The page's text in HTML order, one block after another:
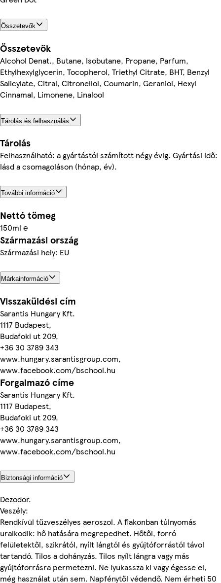
Összetevők
Összetevők
Alcohol Denat., Butane, Isobutane, Propane, Parfum,
Ethylhexylglycerin, Tocopherol, Triethyl Citrate, BHT, Benzyl
Salicylate, Citral, Citronellol, Coumarin, Geraniol, Hexyl
Cinnamal, Limonene, Linalool
Tárolás és felhasználás
Tárolás
Felhasználható: a gyártástól számított négy évig. Gyártási idő:
lásd a csomagoláson (hónap, év).
További információ
Nettó tömeg
150ml ℮
Származási ország
Származási hely: EU
Márkainformáció
Visszaküldési cím
Sarantis Hungary Kft.
1117 Budapest,
Budafoki ut 209,
+36 30 3789 343
www.hungary.sarantisgroup.com,
www.facebook.com/bschool.hu
Forgalmazó címe
Sarantis Hungary Kft.
1117 Budapest,
Budafoki ut 209,
+36 30 3789 343
www.hungary.sarantisgroup.com,
www.facebook.com/bschool.hu
Biztonsági információ
Dezodor.
Veszély:
Rendkívül tűzveszélyes aeroszol. A flakonban túlnyomás
uralkodik: hő hatására megrepedhet. Hőtől, forró
felületektől, szikrától, nyílt lángtól és gyújtóforrástól távol
tartandó. Tilos a dohányzás. Tilos nyílt lángra vagy más
gyújtóforrásra permetezni. Ne lyukassza ki vagy égesse el,
még használat után sem. Napfénytől védendő. Nem érheti 50